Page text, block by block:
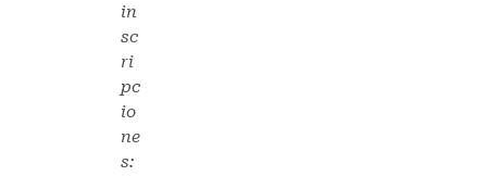
in
sc
ri
pc
io
ne
s: